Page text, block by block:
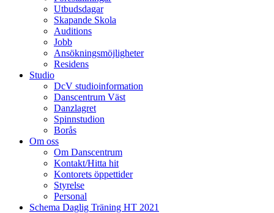
Utbudsdagar
Skapande Skola
Auditions
Jobb
Ansökningsmöjligheter
Residens
Studio
DcV studioinformation
Danscentrum Väst
Danzlagret
Spinnstudion
Borås
Om oss
Om Danscentrum
Kontakt/Hitta hit
Kontorets öppettider
Styrelse
Personal
Schema Daglig Träning HT 2021